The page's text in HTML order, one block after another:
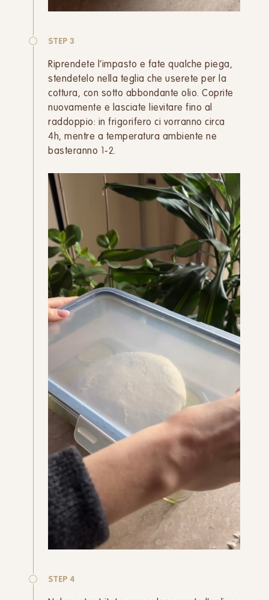
STEP 3
Riprendete l’impasto e fate qualche piega,
stendetelo nella teglia che userete per la
cottura, con sotto abbondante olio. Coprite
nuovamente e lasciate lievitare fino al
raddoppio: in frigorifero ci vorranno circa
4h, mentre a temperatura ambiente ne
basteranno 1-2.
STEP 4